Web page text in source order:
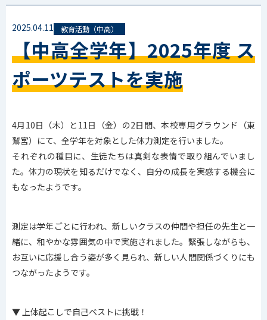
2025.04.11 教育活動（中高）
【中高全学年】2025年度 ス
ポーツテストを実施
4月10日（木）と11日（金）の2日間、本校専用グラウンド（東
鷲宮）にて、全学年を対象とした体力測定を行いました。
それぞれの種目に、生徒たちは真剣な表情で取り組んでいまし
た。体力の現状を知るだけでなく、自分の成長を実感する機会に
もなったようです。
測定は学年ごとに行われ、新しいクラスの仲間や担任の先生と一
緒に、和やかな雰囲気の中で実施されました。緊張しながらも、
お互いに応援し合う姿が多く見られ、新しい人間関係づくりにも
つながったようです。
▼上体起こしで自己ベストに挑戦！